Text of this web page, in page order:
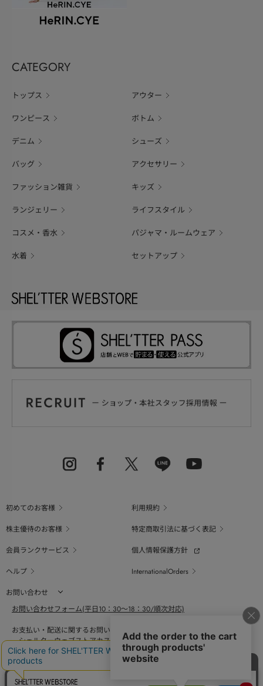
CATEGORY
トップス アウター
ワンピース ボトム
デニム シューズ
バッグ アクセサリー
ファッション雑貨 キッズ
ランジェリー ライフスタイル
コスメ・香水 パジャマ・ルームウェア
水着 セットアップ
初めてのお客様
利用規約
株主優待のお客様
特定商取引法に基づく表記
会員ランクサービス
個人情報保護方針
ヘルプ
InternationalOrders
お問い合わせ
お問い合わせフォーム(平日10：30～18：30/順次対応)
お支払い・配送に関するお問い合わせ（平日10：30～18：00）
シェルターウェブストアカスタマーセンター
0800-123-6820
商品の素材、サイズ、仕様等に関するお問い合せ（平日10：30～18：00）
バロックジャパンリミテッドコールセンター
03-6730-9191